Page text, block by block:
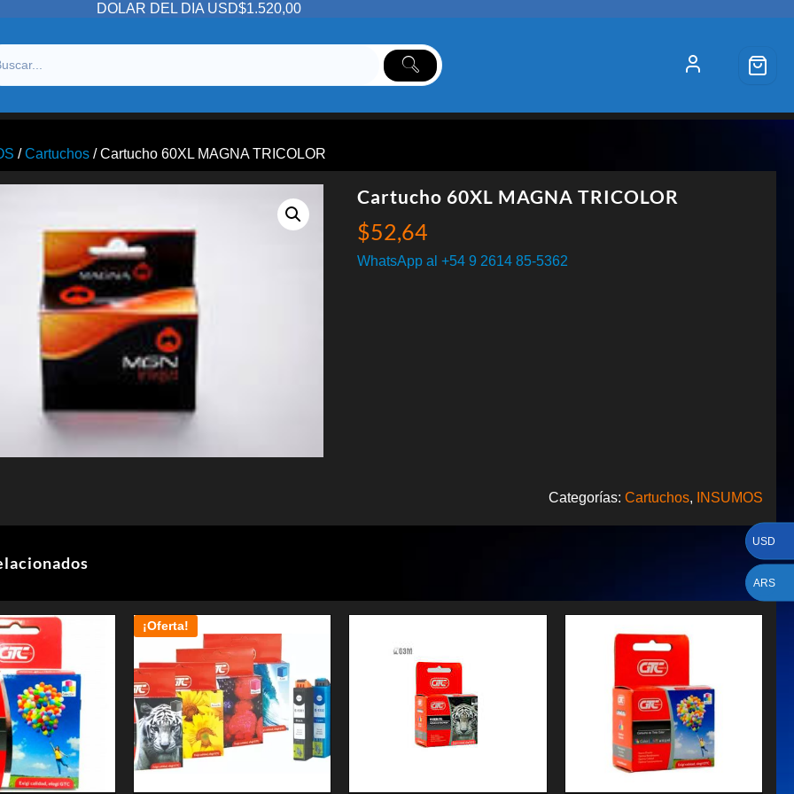
DOLAR DEL DIA USD$1.520,00
/Cartuchos / Cartucho 60XL MAGNA TRICOLOR
Cartucho 60XL MAGNA TRICOLOR
$52,64
WhatsApp al +54 9 2614 85-5362
Categorías: Cartuchos, INSUMOS
¡Oferta!
USD
ARS